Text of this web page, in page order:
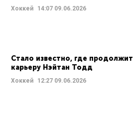
Хоккей 14:07 09.06.2026
Стало известно, где продолжит
карьеру Нэйтан Тодд
Хоккей 12:27 09.06.2026